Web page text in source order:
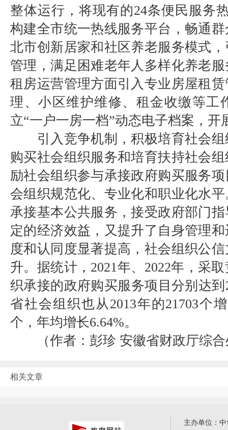
整体运行，将现有的24条便民服务
构建全市统一热线服务平台，畅通
北市创新居家和社区养老服务模式
管理，满足困难老年人多样化养老
租房运营管理方面引入专业房屋租
理、小区维护维修、租金收缴等工
立“一户一房一档”动态电子档案，开
引入竞争机制，积极培育社会组
购买社会组织服务和培育扶持社会
励社会组织参与承接政府购买服务
会组织规范化、专业化和职业化水
承接基本公共服务，接受政府部门
定的经济效益，又提升了自身管理
度和认同度显著提高，社会组织公
升。据统计，2021年、2022年，采
织承接的政府购买服务项目分别达到
省社会组织也从2013年的21703个
个，年均增长6.64%。
（作者：彭珍 安徽省财政厅综合
相关文章
主办单位：